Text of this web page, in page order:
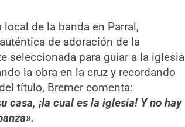
local de la banda en Parral,
de adoración de la
seleccionada para guiar a la iglesia
la obra en la cruz y recordando
título, Bremer comenta:
casa, ¡la cual es la iglesia! Y no hay